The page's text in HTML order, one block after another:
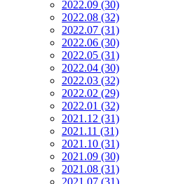
2022.09 (30)
2022.08 (32)
2022.07 (31)
2022.06 (30)
2022.05 (31)
2022.04 (30)
2022.03 (32)
2022.02 (29)
2022.01 (32)
2021.12 (31)
2021.11 (31)
2021.10 (31)
2021.09 (30)
2021.08 (31)